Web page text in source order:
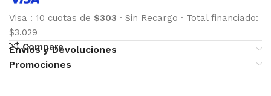
Visa : 10 cuotas de $303 · Sin Recargo · Total financiado:
$3.029
Compare
Envíos y Devoluciones
Promociones